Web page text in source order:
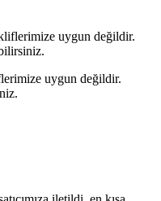
uygun değildir.
uygun değildir.